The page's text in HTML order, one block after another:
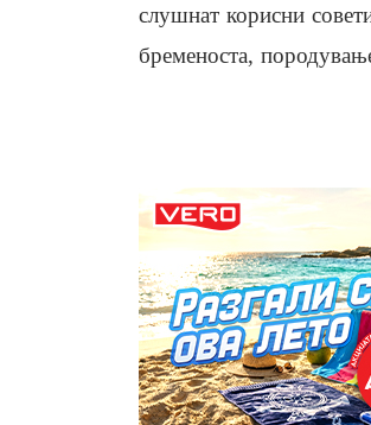
слушнат корисни
бременоста,